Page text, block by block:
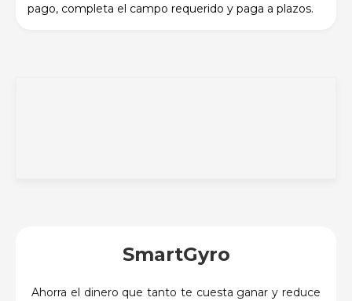
pago, completa el campo requerido y paga a plazos.
SmartGyro
Ahorra el dinero que tanto te cuesta ganar y reduce